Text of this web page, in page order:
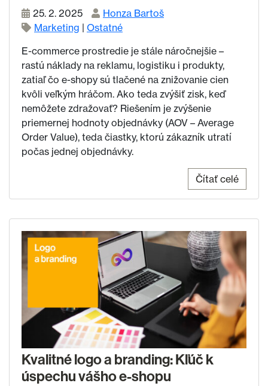
25. 2. 2025
Honza Bartoš
Marketing | Ostatné
E-commerce prostredie je stále náročnejšie –
rastú náklady na reklamu, logistiku i produkty,
zatiaľ čo e-shopy sú tlačené na znižovanie cien
kvôli veľkým hráčom. Ako teda zvýšiť zisk, keď
nemôžete zdražovať? Riešením je zvýšenie
priemernej hodnoty objednávky (AOV – Average
Order Value), teda čiastky, ktorú zákazník utratí
počas jednej objednávky.
Čítať celé
Kvalitné logo a branding: Kľúč k
úspechu vášho e-shopu